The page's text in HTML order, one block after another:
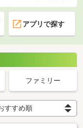
アプリで探す
ファミリー